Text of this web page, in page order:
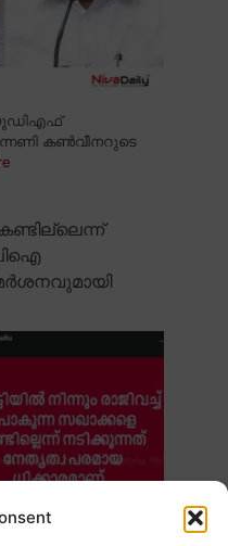
കൺവീനറുടെ